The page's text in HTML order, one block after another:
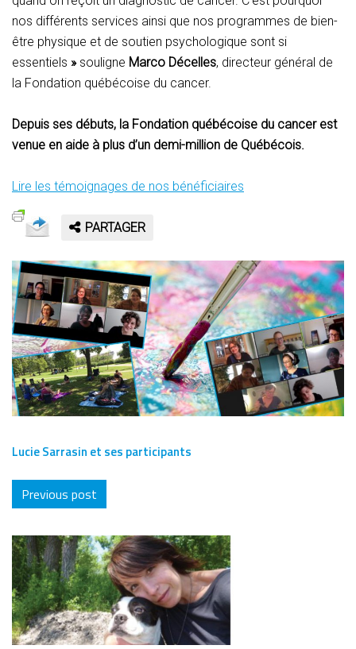
nos différents services ainsi que nos programmes de bien-
être physique et de soutien psychologique sont si
essentiels »souligne Marco Décelles, directeur général de
la Fondation québécoise du cancer.
Depuis ses débuts, la Fondation québécoise du cancer est
venue en aide à plus d’un demi-million de Québécois.
Lire les témoignages de nos bénéficiaires
PARTAGER
Lucie Sarrasin et ses participants
Previous post